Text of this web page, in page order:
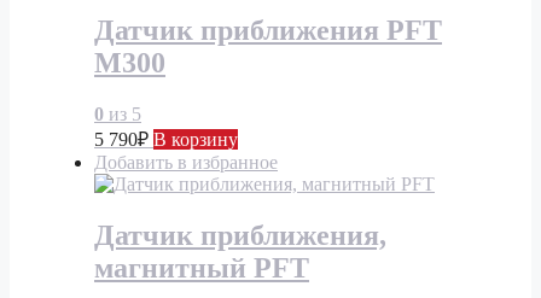
Датчик приближения PFT
М300
0 из 5
5 790₽ В корзину
Добавить в избранное
Датчик приближения,
магнитный PFT